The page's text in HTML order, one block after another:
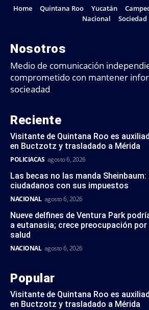
Home Quintana Roo Yucatán
Nacional
Sociedad
Nosotros
Medio de comunicación
comprometido con mantener
socieadad
Reciente
Visitante de Quintana Roo es
en Buctzotz y trasladado a Mérida
POLICIACAS agosto 6, 2026
Las becas no las manda
ciudadanos con sus impuestos
NACIONAL agosto 6, 2026
Nueve delfines de Ventura Park
a eutanasia; crece preocupación
salud
NACIONAL agosto 6, 2026
Popular
Visitante de Quintana Roo es
en Buctzotz y trasladado a Mérida